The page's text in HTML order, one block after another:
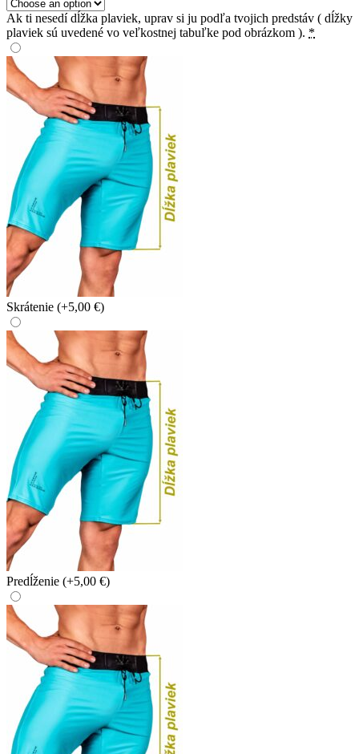
Ak ti nesedí dĺžka plaviek, uprav si ju podľa tvojich predstáv ( dĺžky
plaviek sú uvedené vo veľkostnej tabuľke pod obrázkom ). *
Skrátenie (+5,00 €)
Predĺženie (+5,00 €)